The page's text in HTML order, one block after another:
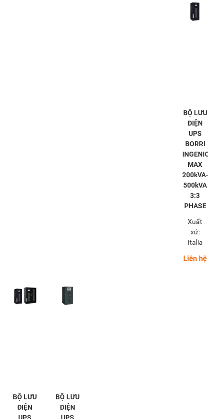
BỘ LƯU
ĐIỆN
UPS
BORRI
INGENIO
MAX
200kVA-
500kVA
3:3
PHASE
Xuất
xứ:
Italia
Liên hệ
BỘ LƯU
ĐIỆN
BỘ LƯU
ĐIỆN